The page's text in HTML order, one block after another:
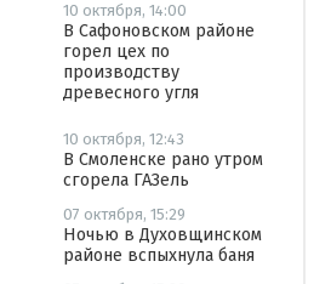
10 октября, 14:00
В Сафоновском районе
горел цех по
производству
древесного угля
10 октября, 12:43
В Смоленске рано утром
сгорела ГАЗель
07 октября, 15:29
Ночью в Духовщинском
районе вспыхнула баня